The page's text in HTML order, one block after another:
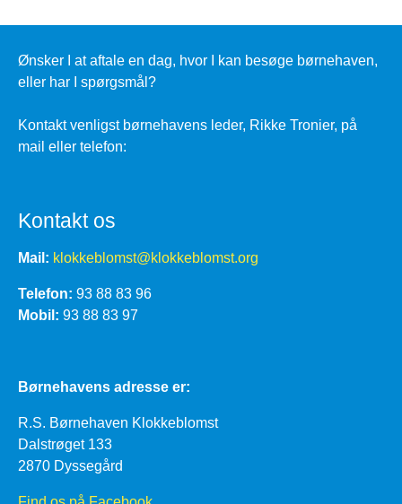
Ønsker I at aftale en dag, hvor I kan besøge børnehaven,
eller har I spørgsmål?
Kontakt venligst børnehavens leder, Rikke Tronier, på
mail eller telefon:
Kontakt os
Mail: klokkeblomst@klokkeblomst.org
Telefon: 93 88 83 96
Mobil: 93 88 83 97
Børnehavens adresse er:
R.S. Børnehaven Klokkeblomst
Dalstrøget 133
2870 Dyssegård